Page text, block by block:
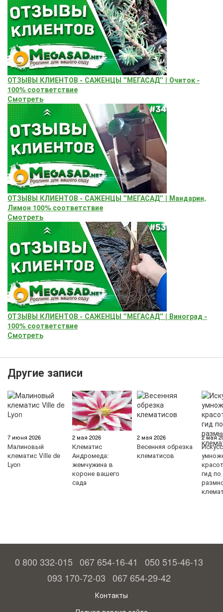
ОТЗЫВЫ КЛИЕНТОВ - САЖЕНЦЫ "МЕГАСАД" | Очиток -
100% соответствие
Смотреть
ОТЗЫВЫ КЛИЕНТОВ - САЖЕНЦЫ "МЕГАСАД" | Мандарин,
Лимон 100% соответствие
Смотреть
ОТЗЫВЫ КЛИЕНТОВ - САЖЕНЦЫ "МЕГАСАД" | Виноград -
100% соответствие
Смотреть
Другие записи
7 июня 2026
Малиновый
клематис Ville de
Lyon
2 мая 2026
Клематис
Андромеда:
жемчужина в
короне вашего
сада
2 мая 2026
Весенняя обрезка
клематисов
2 мая
гид по
0 800 332-015 067 654-16-41
050 515-46-13
093 170-72-03 067 654-29-42
Контакты